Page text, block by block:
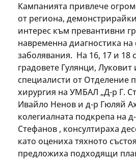
Кампанията привлече
от региона,
интерес към превантивни
навременна диагностика на
заболявания. На 16, 17 и 18
градовете Гулянци, Луковит
специалисти от Отделение
хирургия на УМБАЛ „Д-р Г.
Ивайло Ненов и д-р Гюляй
колегиалната подкрепа на
Стефанов , консултираха
като оцениха тяхното
предложиха подходящи